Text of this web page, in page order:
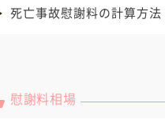
死亡事故慰謝料の計算方法
慰謝料相場